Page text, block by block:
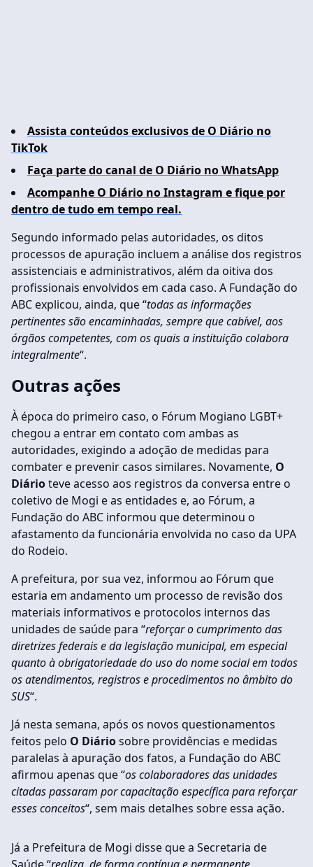
Assista conteúdos exclusivos de O Diário no
TikTok
Faça parte do canal de O Diário no WhatsApp
Acompanhe O Diário no Instagram e fique por
dentro de tudo em tempo real.
Segundo informado pelas autoridades, os ditos
processos de apuração incluem a análise dos registros
assistenciais e administrativos, além da oitiva dos
profissionais envolvidos em cada caso. A Fundação do
ABC explicou, ainda, que “todas as informações
pertinentes são encaminhadas, sempre que cabível, aos
órgãos competentes, com os quais a instituição colabora
integralmente“.
Outras ações
À época do primeiro caso, o Fórum Mogiano LGBT+
chegou a entrar em contato com ambas as
autoridades, exigindo a adoção de medidas para
combater e prevenir casos similares. Novamente, O
Diárioteve acesso aos registros da conversa entre o
coletivo de Mogi e as entidades e, ao Fórum, a
Fundação do ABC informou que determinou o
afastamento da funcionária envolvida no caso da UPA
do Rodeio.
A prefeitura, por sua vez, informou ao Fórum que
estaria em andamento um processo de revisão dos
materiais informativos e protocolos internos das
unidades de saúde para “reforçar o cumprimento das
diretrizes federais e da legislação municipal, em especial
quanto à obrigatoriedade do uso do nome social em todos
os atendimentos, registros e procedimentos no âmbito do
SUS“.
Já nesta semana, após os novos questionamentos
feitos pelo O Diáriosobre providências e medidas
paralelas à apuração dos fatos, a Fundação do ABC
afirmou apenas que “os colaboradores das unidades
citadas passaram por capacitação específica para reforçar
esses conceitos“, sem mais detalhes sobre essa ação.
Já a Prefeitura de Mogi disse que a Secretaria de